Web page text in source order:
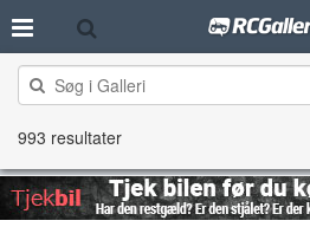
993 resultater